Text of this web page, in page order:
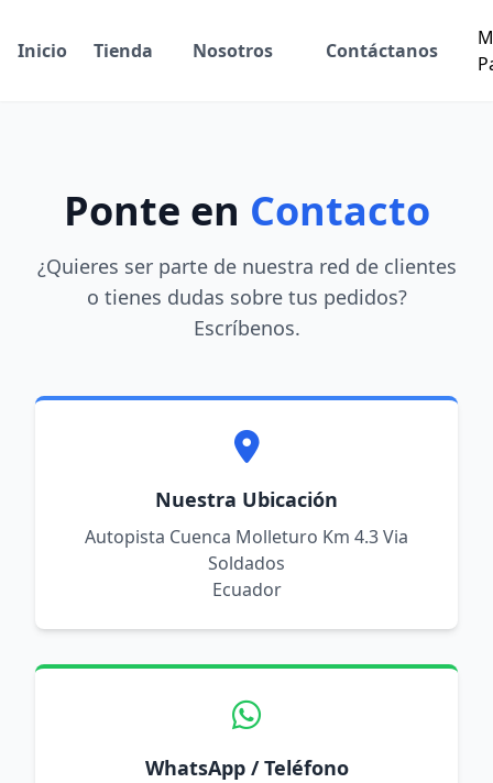
Inicio Tienda Nosotros Contáctanos
Ponte en Contacto
¿Quieres ser parte de nuestra red de clientes
o tienes dudas sobre tus pedidos?
Escríbenos.
Nuestra Ubicación
Autopista Cuenca Molleturo Km 4.3 Via
Soldados
Ecuador
WhatsApp / Teléfono